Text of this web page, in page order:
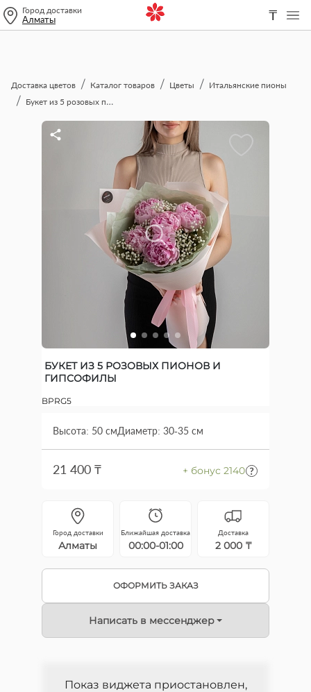
Город доставки
Алматы ₸
Доставка цветов Каталог товаров Цветы
Итальянские пионы
Букет из 5 розовых пионов и гипсофилы
БУКЕТ ИЗ 5 РОЗОВЫХ ПИОНОВ И
ГИПСОФИЛЫ
BPRG5
Высота: 50 смДиаметр: 30-35 см
21 400 ₸ + бонус 2140
Город доставки
Алматы
Ближайшая доставка
00:00-01:00
Доставка
2 000 ₸
ОФОРМИТЬ ЗАКАЗ
Написать в мессенджер
Показ виджета приостановлен,